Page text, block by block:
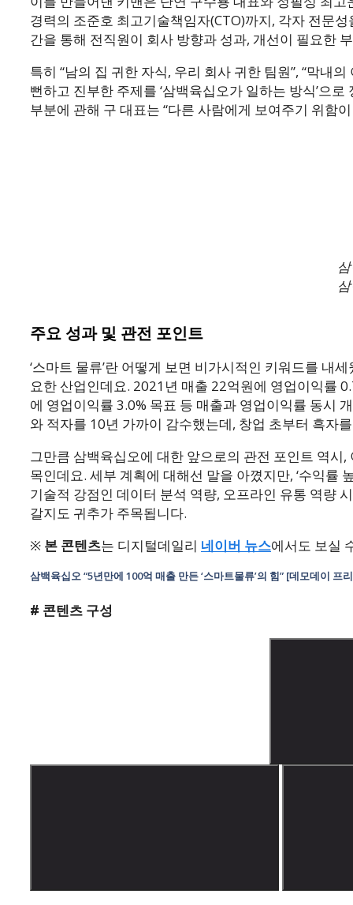
경력의 조준호 최고기술책임자(CTO)까지, 각자 전문
간을 통해 전직원이 회사 방향과 성과, 개선이 필요한
특히 “남의 집 귀한 자식, 우리 회사 귀한 팀원”, “막내
뻔하고 진부한 주제를 ‘삼백육십오가 일하는 방식’으
부분에 관해 구 대표는 “다른 사람에게 보여주기 위함
주요 성과 및 관전 포인트
‘스마트 물류’란 어떻게 보면 비가시적인 키워드를 내
요한 산업인데요. 2021년 매출 22억원에 영업이익률
에 영업이익률 3.0% 목표 등 매출과 영업이익률 동시
와 적자를 10년 가까이 감수했는데, 창업 초부터 흑자
그만큼 삼백육십오에 대한 앞으로의 관전 포인트 역
목인데요. 세부 계획에 대해선 말을 아꼈지만, ‘수익률
기술적 강점인 데이터 분석 역량, 오프라인 유통 역량
갈지도 귀추가 주목됩니다.
※ 본 콘텐츠는 디지털데일리 네이버 뉴스에서도 보실
삼백육십오 “5년만에 100억 매출 만든 ‘스마트물류’의 힘” [데모데이 프
# 콘텐츠 구성